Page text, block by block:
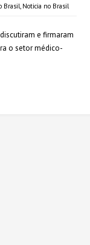
Brasil, Noticia no Brasil
e firmaram
o setor médico-